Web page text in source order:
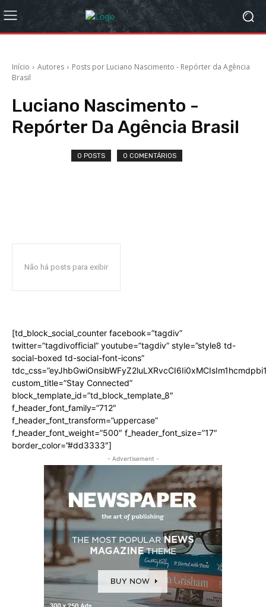
Início Autores
Posts por Luciano Nascimento - Repórter da Agência
Brasil
Luciano Nascimento -
Repórter Da Agência Brasil
0 POSTS 0 COMENTÁRIOS
Não há posts para exibir
[td_block_social_counter facebook=”tagdiv”
twitter=”tagdivofficial” youtube=”tagdiv” style=”style8 td-
social-boxed td-social-font-icons”
custom_title=”Stay Connected”
block_template_id=”td_block_template_8″
f_header_font_family=”712″
f_header_font_transform=”uppercase”
f_header_font_weight=”500″ f_header_font_size=”17″
border_color=”#dd3333″]
- Advertisement -